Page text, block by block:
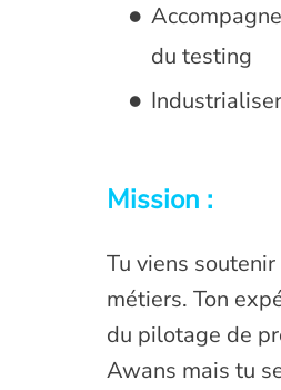
du testing
Mission :
Tu viens
métiers. Ton
du pilotage de
Awans mais tu